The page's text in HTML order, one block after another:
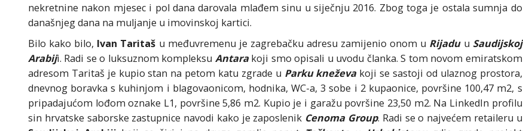
nekretnine nakon mjesec i pol dana darovala mlađem sinu u siječnju 2016. Zbog toga je ostala sumnja do
današnjeg dana na muljanje u imovinskoj kartici.
Bilo kako bilo, Ivan Taritaš u međuvremenu je zagrebačku adresu zamijenio onom u Rijaduu Saudijskoj
Arabiji. Radi se o luksuznom kompleksu Antarakoji smo opisali u uvodu članka. S tom novom emiratskom
adresom Taritaš je kupio stan na petom katu zgrade u Parku kneževa koji se sastoji od ulaznog prostora,
dnevnog boravka s kuhinjom i blagovaonicom, hodnika, WC-a, 3 sobe i 2 kupaonice, površine 100,47 m2, s
pripadajućom lođom oznake L1, površine 5,86 m2. Kupio je i garažu površine 23,50 m2. Na LinkedIn profilu
sin hrvatske saborske zastupnice navodi kako je zaposlenik Cenoma Group. Radi se o najvećem retaileru u